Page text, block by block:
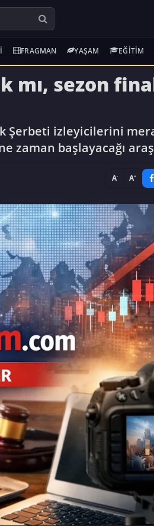
FRAGMAN YAŞAM EĞITIM
mı, sezon
Şerbeti izleyicilerini
başlayacağı
A- A+